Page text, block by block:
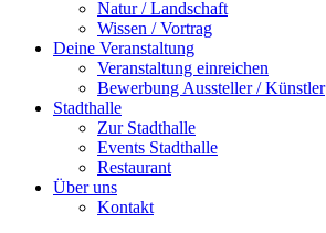
Natur / Landschaft
Wissen / Vortrag
Deine Veranstaltung
Veranstaltung einreichen
Bewerbung Aussteller / Künstler
Stadthalle
Zur Stadthalle
Events Stadthalle
Restaurant
Über uns
Kontakt